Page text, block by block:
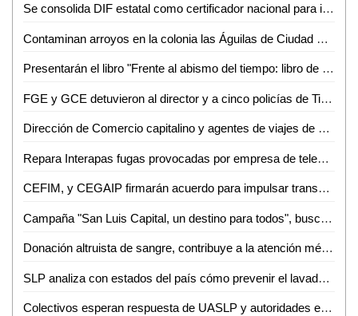
Se consolida DIF estatal como certificador nacional para intérpretes de lengua de señas mexicana
Contaminan arroyos en la colonia las Águilas de Ciudad Valles
Presentarán el libro "Frente al abismo del tiempo: libro de magia"
FGE y GCE detuvieron al director y a cinco policías de Tierra Nueva por usurpación de funciones
Dirección de Comercio capitalino y agentes de viajes de canaco SERVyTUR participan en taller sobre "Refrendo de licencias de funcionamiento 2023"
Repara Interapas fugas provocadas por empresa de televisión por cable en la colonia Industrial San Luis
CEFIM, y CEGAIP firmarán acuerdo para impulsar transparencia
Campaña "San Luis Capital, un destino para todos", busca consolidar al municipio como destino turístico
Donación altruista de sangre, contribuye a la atención médica de pacientes con cáncer
SLP analiza con estados del país cómo prevenir el lavado de dinero
Colectivos esperan respuesta de UASLP y autoridades estatales por acciones de represión realizadas durante el 8M